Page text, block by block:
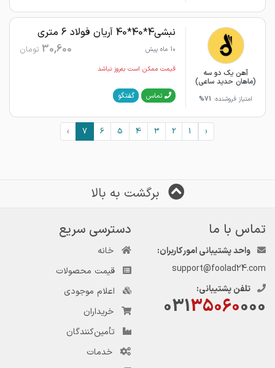
آهن یک دو سه
(ماهان حدید ساعی)
امتیاز فروشنده: 71%
نبشی4*40*40 آریان فولاد 6 متری
10 ماه پیش 30,600 تومان
قیمت ممکن است به‌روز نباشد
تماس گفتگو
‹
1
2
3
4
5
6
7
›
برگشت به بالا
تماس با ما
واحد پشتیبانی امور کاربران:
support@foolad24.com
تلفن پشتیبانی:
03135060000
دسترسی سریع
خانه
قیمت محصولات
اعلام موجودی
خریداران
تأمین‌کنندگان
خدمات